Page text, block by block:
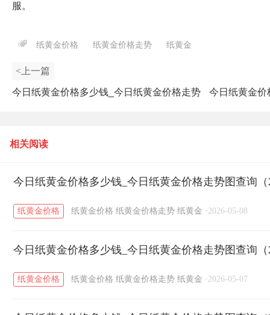
服。
纸黄金价格 纸黄金价格走势 纸黄金
<上一篇
今日纸黄金价格多少钱_今日纸黄金价格走势 今日纸黄金价
相关阅读
今日纸黄金价格多少钱_今日纸黄金价格走势图查询（
纸黄金价格 纸黄金价格 纸黄金价格走势 纸黄金 · 2026-05-08
今日纸黄金价格多少钱_今日纸黄金价格走势图查询（
纸黄金价格 纸黄金价格 纸黄金价格走势 纸黄金 · 2026-05-07